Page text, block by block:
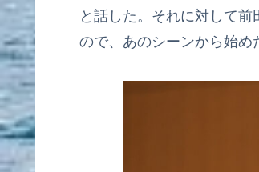
と話した。それに対して
ので、あのシーンから始め